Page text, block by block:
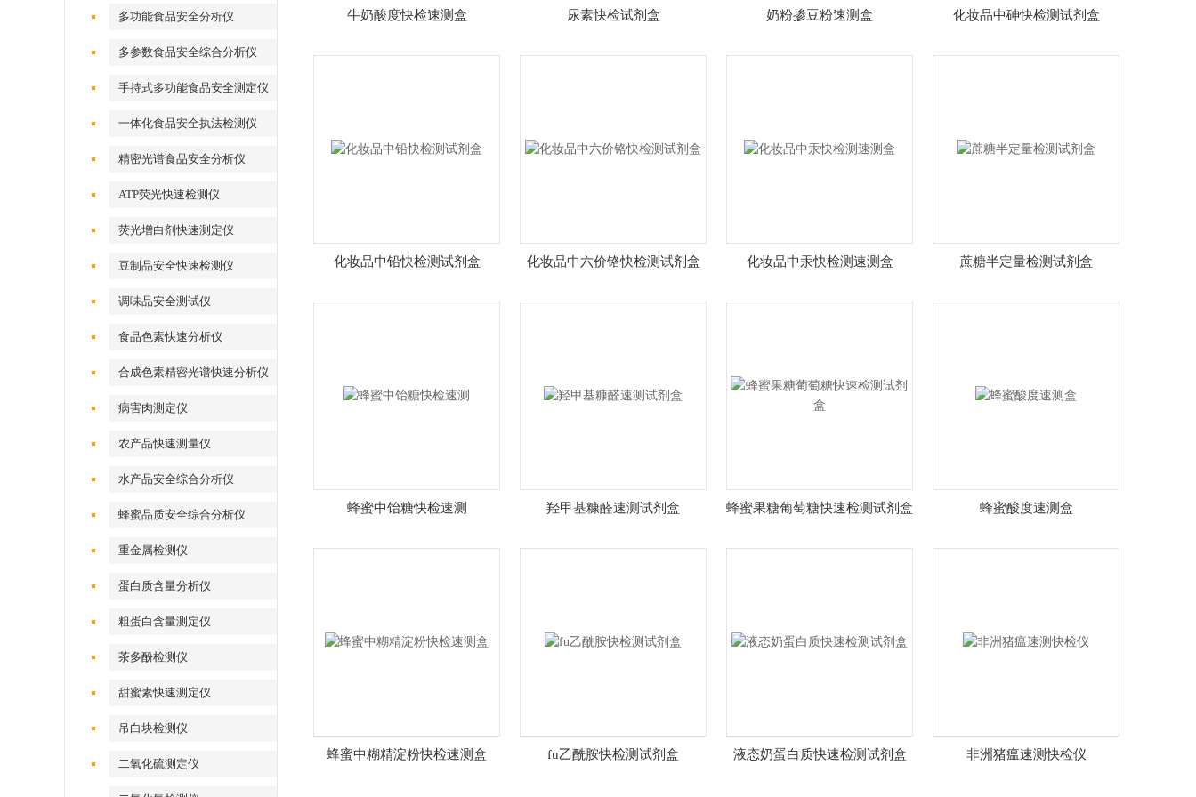
多功能食品安全分析仪
多参数食品安全综合分析仪
手持式多功能食品安全测定仪
一体化食品安全执法检测仪
精密光谱食品安全分析仪
ATP荧光快速检测仪
荧光增白剂快速测定仪
豆制品安全快速检测仪
调味品安全测试仪
食品色素快速分析仪
合成色素精密光谱快速分析仪
病害肉测定仪
农产品快速测量仪
水产品安全综合分析仪
蜂蜜品质安全综合分析仪
重金属检测仪
蛋白质含量分析仪
粗蛋白含量测定仪
茶多酚检测仪
甜蜜素快速测定仪
吊白块检测仪
二氧化硫测定仪
牛奶酸度快检速测盒 尿素快检试剂盒 奶粉掺豆粉速测盒 化妆品中砷快检测试剂盒
化妆品中铅快检测试剂盒 化妆品中六价铬快检测试剂盒 化妆品中汞快检测速测盒 蔗糖半定量检测试剂盒
蜂蜜中饴糖快检速测 羟甲基糠醛速测试剂盒 蜂蜜果糖葡萄糖快速检测试剂盒 蜂蜜酸度速测盒
蜂蜜中糊精淀粉快检速测盒 fu乙酰胺快检测试剂盒 液态奶蛋白质快速检测试剂盒 非洲猪瘟速测快检仪